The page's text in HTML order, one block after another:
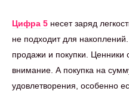
Цифра 5 несет заряд
не подходит для
продажи и покупки.
внимание. А покупка на
удовлетворения, особенно